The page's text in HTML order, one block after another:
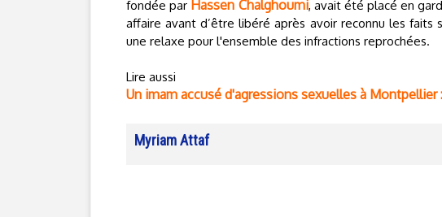
fondée par Hassen Chalghoumi, avait été placé en
affaire avant d’être libéré après avoir reconnu les faits
une relaxe pour l'ensemble des infractions reprochées.
Lire aussi
Un imam accusé d'agressions sexuelles à
Myriam Attaf